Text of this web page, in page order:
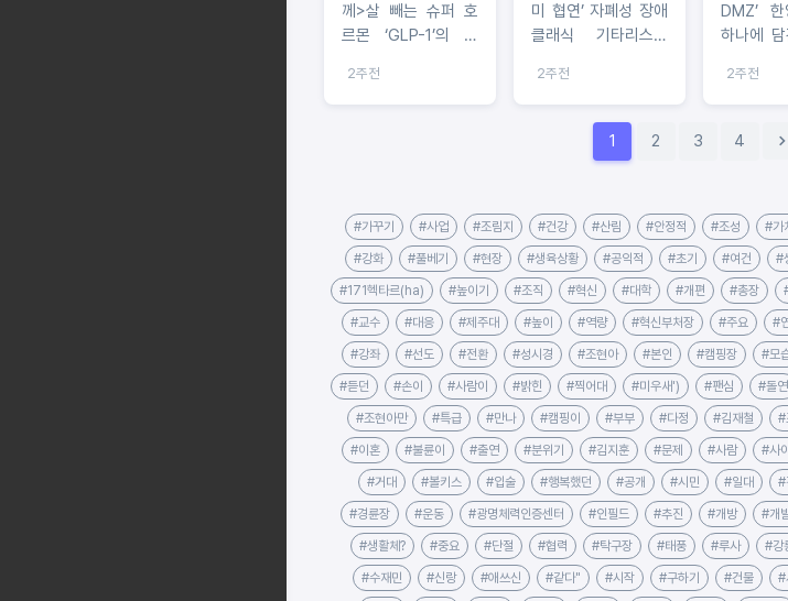
께>살 빼는 슈퍼 호
르몬 ‘GLP-1’의 반
민 교수 강연
2주전
미 협연’ 자폐성 장애
클래식 기타리스트
‘홀로서기’
2주전
DMZ’
하나에
스코를 향
2주전
1 2 3 4
#가꾸기 #사업 #조림지 #건강 #산림 #안정적 #조성 #가
#강화 #풀베기 #현장 #생육상황 #공익적 #초기 #여건 #
#171헥타르(ha) #높이기 #조직 #혁신 #대학 #개편 #총장
#교수 #대응 #제주대 #높이 #역량 #혁신부처장 #주요 #
#강좌 #선도 #전환 #성시경 #조현아 #본인 #캠핑장 #모
#듣던 #손이 #사람이 #밝힌 #찍어대 #미우새') #팬심 #돌연
#조현아만 #특급 #만나 #캠핑이 #부부 #다정 #김재철 #
#이혼 #불륜이 #출연 #분위기 #김지훈 #문제 #사람 #사
#거대 #볼키스 #입술 #행복했던 #공개 #시민 #일대 #
#경륜장 #운동 #광명체력인증센터 #인필드 #추진 #개방 #개
#생활체? #중요 #단절 #협력 #탁구장 #태풍 #루사 #강
#수재민 #신랑 #애쓰신 #같다" #시작 #구하기 #건물 #